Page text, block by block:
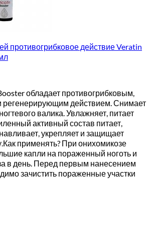
противогрибковое действие Veratin
обладает противогрибковым,
регенерирующим действием. Снимает
валика. Увлажняет, питает
активный состав питает,
укрепляет и защищает
применять? При онихомикозе
капли на пораженный ноготь и
в день. Перед первым нанесением
зачистить пораженные участки